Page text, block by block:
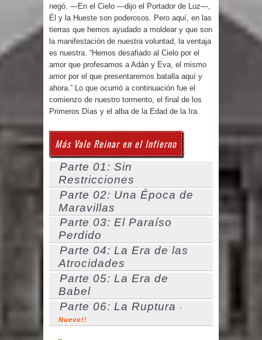
negó. —En el Cielo —dijo el Portador de Luz—,
Él y la Hueste son poderosos. Pero aquí, en las
tierras que hemos ayudado a moldear y que son
la manifestación de nuestra voluntad, la ventaja
es nuestra. “Hemos desafiado al Cielo por el
amor que profesamos a Adán y Eva, el mismo
amor por el que presentaremos batalla aquí y
ahora.” Lo que ocurrió a continuación fue el
comienzo de nuestro tormento, el final de los
Primeros Días y el alba de la Edad de la Ira.
Más Vale Reinar en el Infierno
Parte 01: Sin
Restricciones
Parte 02: Una Época de
Maravillas
Parte 03: El Paraíso
Perdido
Parte 04: La Era de las
Atrocidades
Parte 05: La Era de
Babel
Parte 06: La Ruptura
-
Nuevo!!